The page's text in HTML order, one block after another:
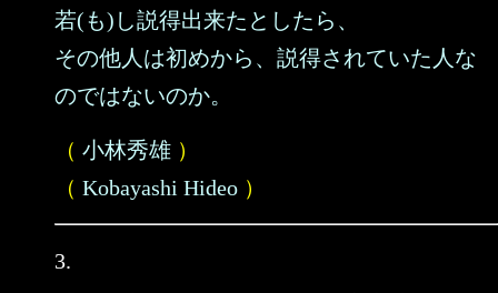
若(も)し説得出来たとしたら、
その他人は初めから、説得されていた人な
のではないのか。
（ 小林秀雄 ）
（ Kobayashi Hideo ）
3.